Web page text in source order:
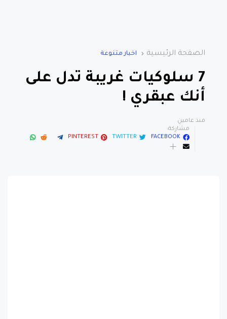
الصفحة الرئيسية اخبار متنوعة
7 سلوكيات غريبة تدل على
أنك عبقري !
منذ عامين
مشاركة:
FACEBOOK
TWITTER
PINTEREST